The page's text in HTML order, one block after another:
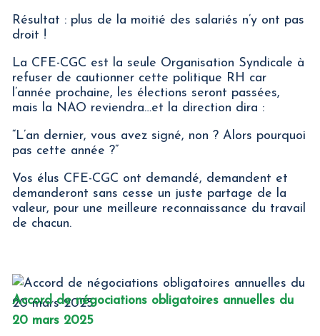
Résultat : plus de la moitié des salariés n’y ont pas
droit !
La CFE-CGC est la seule Organisation Syndicale à
refuser de cautionner cette politique RH car
l’année prochaine, les élections seront passées,
mais la NAO reviendra…et la direction dira :
“L’an dernier, vous avez signé, non ? Alors pourquoi
pas cette année ?”
Vos élus CFE-CGC ont demandé, demandent et
demanderont sans cesse un juste partage de la
valeur, pour une meilleure reconnaissance du travail
de chacun.
Accord de négociations obligatoires annuelles du
20 mars 2025